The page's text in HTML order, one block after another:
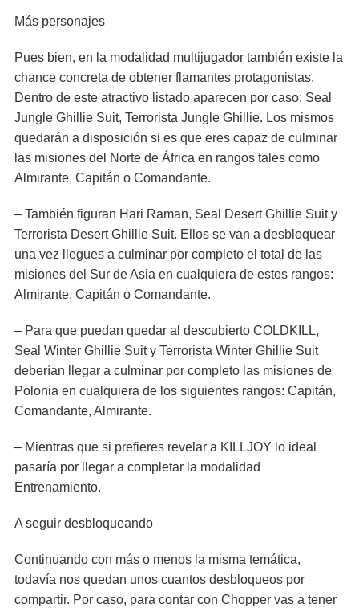
Más personajes
Pues bien, en la modalidad multijugador también existe la
chance concreta de obtener flamantes protagonistas.
Dentro de este atractivo listado aparecen por caso: Seal
Jungle Ghillie Suit, Terrorista Jungle Ghillie. Los mismos
quedarán a disposición si es que eres capaz de culminar
las misiones del Norte de África en rangos tales como
Almirante, Capitán o Comandante.
– También figuran Hari Raman, Seal Desert Ghillie Suit y
Terrorista Desert Ghillie Suit. Ellos se van a desbloquear
una vez llegues a culminar por completo el total de las
misiones del Sur de Asia en cualquiera de estos rangos:
Almirante, Capitán o Comandante.
– Para que puedan quedar al descubierto COLDKILL,
Seal Winter Ghillie Suit y Terrorista Winter Ghillie Suit
deberían llegar a culminar por completo las misiones de
Polonia en cualquiera de los siguientes rangos: Capitán,
Comandante, Almirante.
– Mientras que si prefieres revelar a KILLJOY lo ideal
pasaría por llegar a completar la modalidad
Entrenamiento.
A seguir desbloqueando
Continuando con más o menos la misma temática,
todavía nos quedan unos cuantos desbloqueos por
compartir. Por caso, para contar con Chopper vas a tener